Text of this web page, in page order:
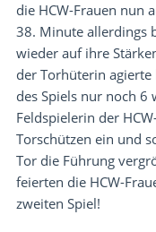
die HCW-Frauen nun
38. Minute allerdings
wieder auf ihre
der Torhüterin
des Spiels nur noch 6
Feldspielerin der
Torschützen ein und
Tor die Führung
feierten die HCW-
zweiten Spiel!